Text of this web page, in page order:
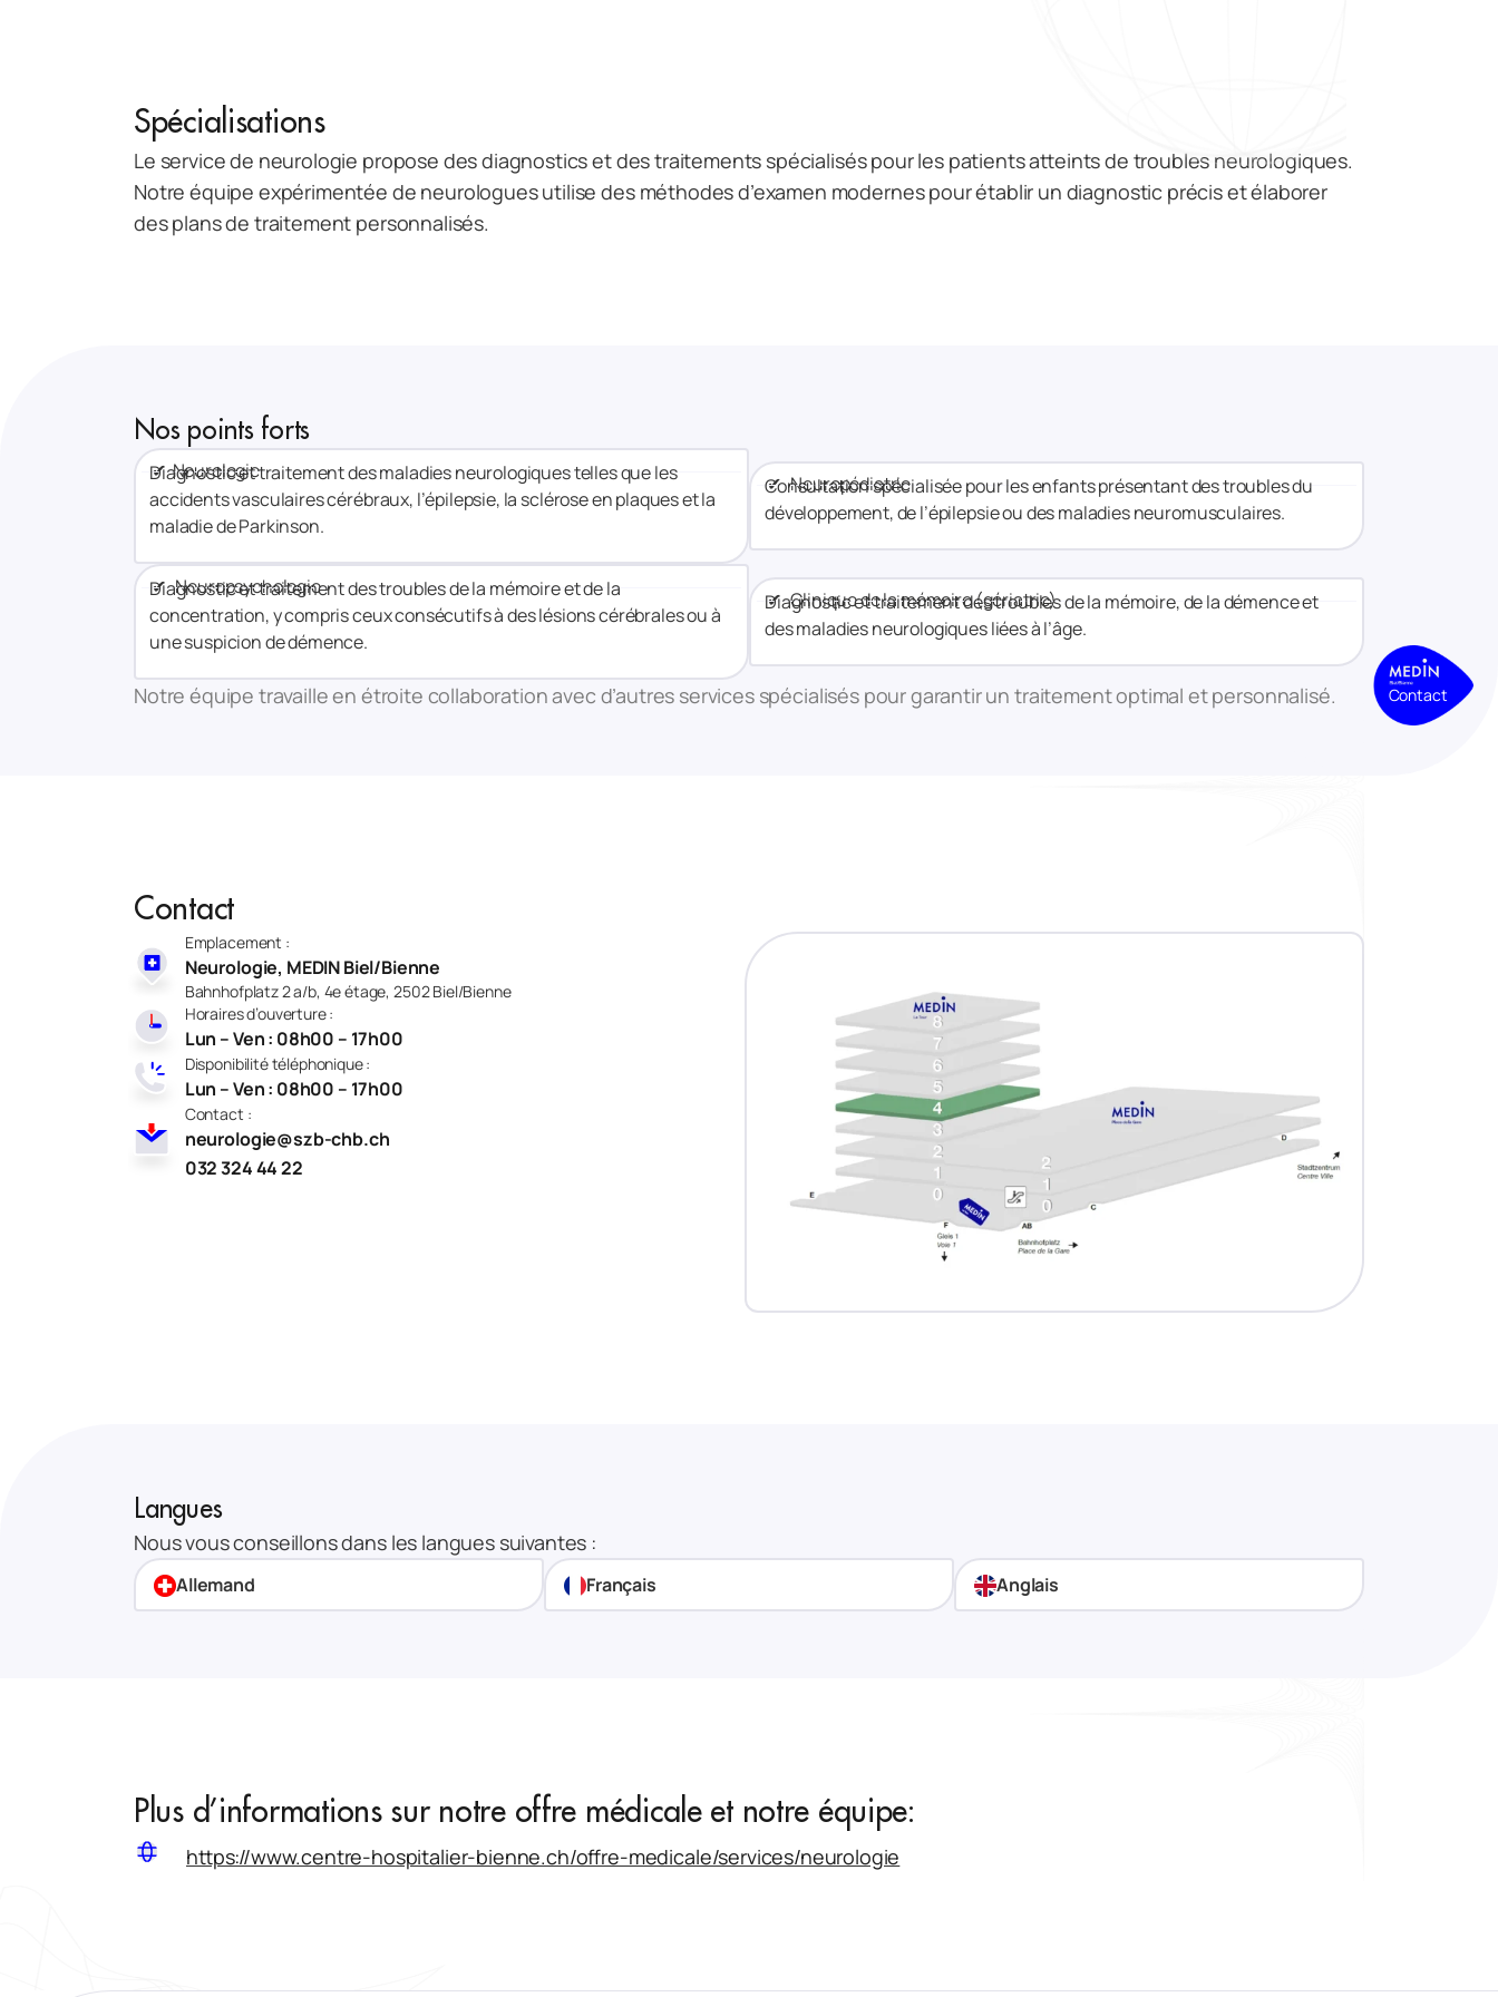
Spécialisations
Le service de neurologie propose des diagnostics et des traitements spécialisés pour les patients atteints de troubles neurologiques.
Notre équipe expérimentée de neurologues utilise des méthodes d’examen modernes pour établir un diagnostic précis et élaborer
des plans de traitement personnalisés.
Nos points forts
✔ Neurologie
Diagnostic et traitement des maladies neurologiques telles que les
accidents vasculaires cérébraux, l’épilepsie, la sclérose en plaques et la
maladie de Parkinson.
✔ Neuropédiatrie
Consultation spécialisée pour les enfants présentant des troubles du
développement, de l’épilepsie ou des maladies neuromusculaires.
✔ Neuropsychologie
Diagnostic et traitement des troubles de la mémoire et de la
concentration, y compris ceux consécutifs à des lésions cérébrales ou à
une suspicion de démence.
✔ Clinique de la mémoire (gériatrie)
Diagnostic et traitement des troubles de la mémoire, de la démence et
des maladies neurologiques liées à l’âge.
Notre équipe travaille en étroite collaboration avec d’autres services spécialisés pour garantir un traitement optimal et personnalisé.
Contact
Emplacement :
Neurologie, MEDIN Biel/Bienne
Bahnhofplatz 2 a/b, 4e étage, 2502 Biel/Bienne
Horaires d’ouverture :
Lun – Ven : 08h00 – 17h00
Disponibilité téléphonique :
Lun – Ven : 08h00 – 17h00
Contact :
neurologie@szb-chb.ch
032 324 44 22
Langues
Nous vous conseillons dans les langues suivantes :
Allemand Français Anglais
Plus d’informations sur notre offre médicale et notre équipe:
https://www.centre-hospitalier-bienne.ch/offre-medicale/services/neurologie
Contact